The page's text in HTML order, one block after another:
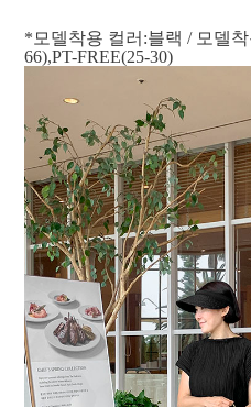
*모델착용 컬러:블랙 / 모델
66),PT-FREE(25-30)